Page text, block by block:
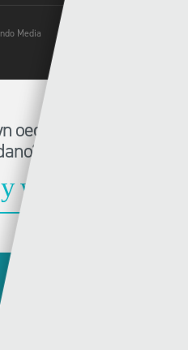
Media
oeddech chi'n chwilio